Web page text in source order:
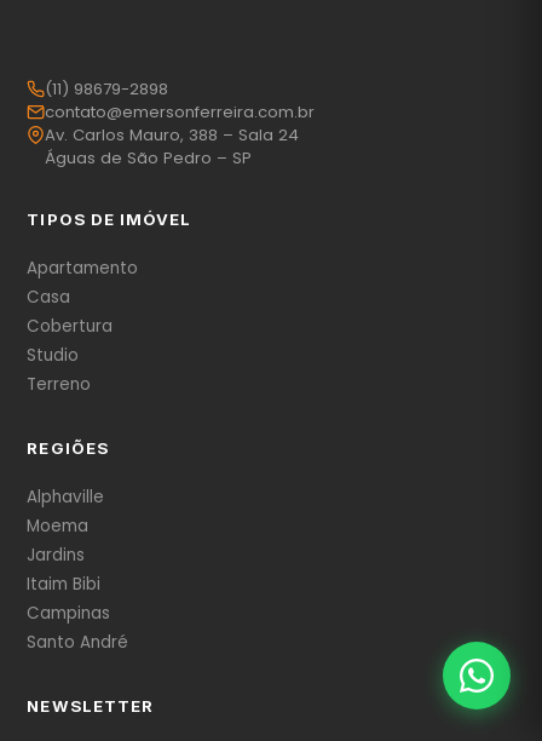
(11) 98679-2898
contato@emersonferreira.com.br
Av. Carlos Mauro, 388 – Sala 24
Águas de São Pedro – SP
TIPOS DE IMÓVEL
Apartamento
Casa
Cobertura
Studio
Terreno
REGIÕES
Alphaville
Moema
Jardins
Itaim Bibi
Campinas
Santo André
NEWSLETTER